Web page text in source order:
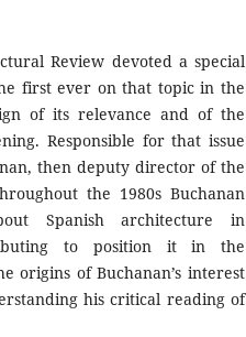
Review devoted a special
first ever on that topic in the
of its relevance and of the
Responsible for that issue
then deputy director of the
the 1980s Buchanan
Spanish architecture in
to position it in the
origins of Buchanan’s interest
his critical reading of